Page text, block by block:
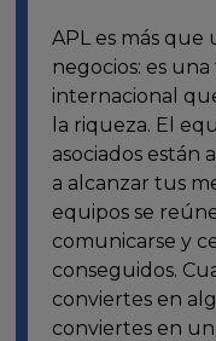
APL es más
negocios: es
internacional
la riqueza. El
asociados están
a alcanzar tus
equipos se
comunicarse y
conseguidos.
conviertes en
conviertes en